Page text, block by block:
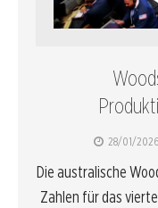
28/01/2026
Die australische
Zahlen für das